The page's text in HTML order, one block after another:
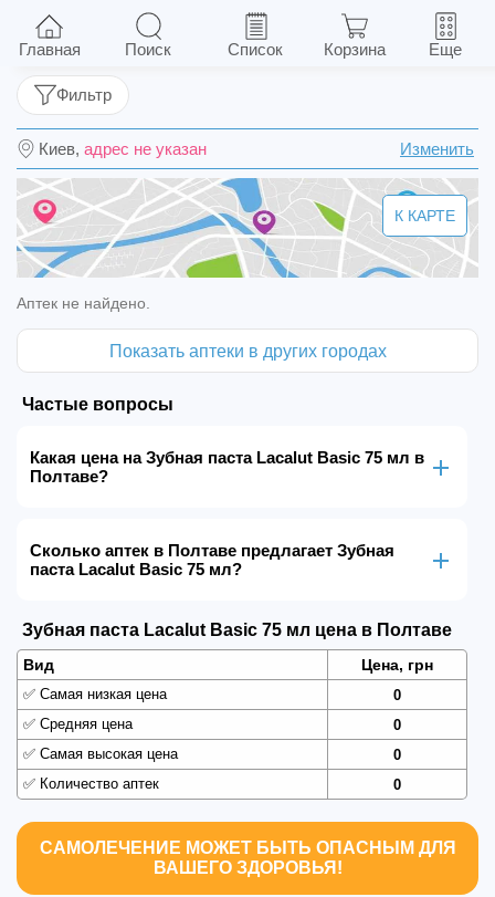
Зубная паста Lacalut Basic 75 мл
Киев, адрес не указан Изменить
Фильтр
К КАРТЕ
Аптек не найдено.
Показать аптеки в других городах
Частые вопросы
Какая цена на Зубная паста Lacalut Basic 75 мл в
Полтаве?
Сколько аптек в Полтаве предлагает Зубная
паста Lacalut Basic 75 мл?
Зубная паста Lacalut Basic 75 мл цена в Полтаве
Вид Цена, грн
✅ Самая низкая цена
0
✅ Средняя цена
0
✅ Самая высокая цена
0
✅ Количество аптек 0
САМОЛЕЧЕНИЕ МОЖЕТ БЫТЬ ОПАСНЫМ ДЛЯ
ВАШЕГО ЗДОРОВЬЯ!
Главная Поиск Список Корзина Еще